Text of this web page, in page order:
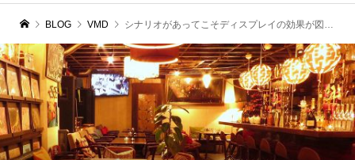
BLOG VMD シナリオがあってこそディスプレイの効果が図れる！｜VMDセミナーin福岡